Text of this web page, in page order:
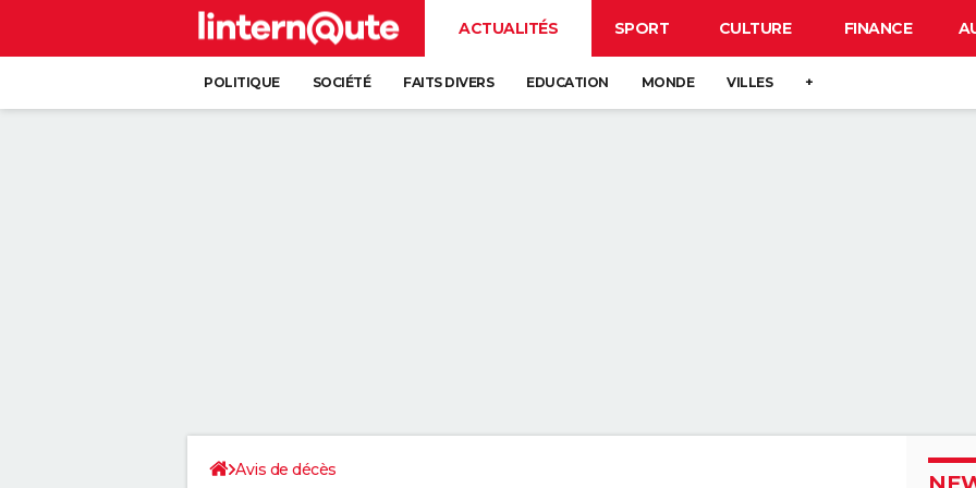
ACTUALITÉS SPORT CULTURE FINANCE
POLITIQUE SOCIÉTÉ FAITS DIVERS EDUCATION MONDE VILLES +
Avis de décès